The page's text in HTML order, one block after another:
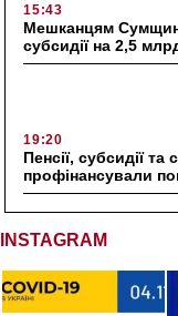
15:43
Мешканцям
субсидії на 2,5
19:20
Пенсії, субсидії
профінансували
INSTAGRAM